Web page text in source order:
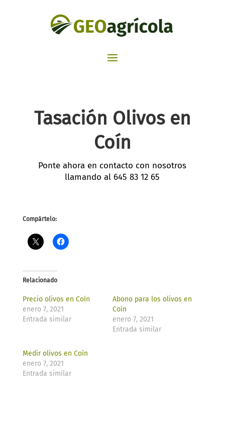
Tasación Olivos en
Coín
Ponte ahora en contacto con nosotros
llamando al 645 83 12 65
Compártelo:
Relacionado
Precio olivos en Coín
enero 7, 2021
Entrada similar
Abono para los olivos en
Coín
enero 7, 2021
Entrada similar
Medir olivos en Coín
enero 7, 2021
Entrada similar